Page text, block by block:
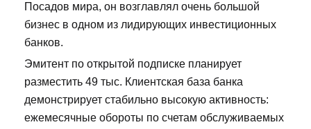
Посадов мира, он возглавлял очень большой
бизнес в одном из лидирующих инвестиционных
банков.
Эмитент по открытой подписке планирует
разместить 49 тыс. Клиентская база банка
демонстрирует стабильно высокую активность:
ежемесячные обороты по счетам обслуживаемых